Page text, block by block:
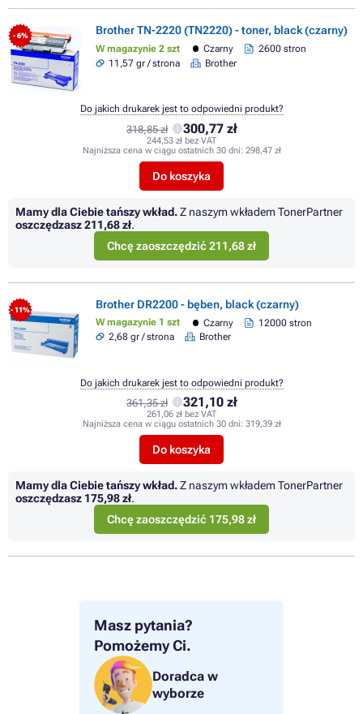
Masz pytania?
Pomożemy Ci.
Doradca w
wyborze
- 6% Brother TN-2220 (TN2220) - toner, black (czarny)
W magazynie 2 szt Czarny
2600 stron
11,57 gr / strona
Brother
318,85 zł 300,77 zł
244,53 zł bez VAT
Najniższa cena w ciągu ostatnich 30 dni: 298,47 zł
Do koszyka
Do jakich drukarek jest to odpowiedni produkt?
Mamy dla Ciebie tańszy wkład.Z naszym wkładem TonerPartner
oszczędzasz211,68 zł.
Chcę zaoszczędzić 211,68 zł
- 11% Brother DR2200 - bęben, black (czarny)
W magazynie 1 szt Czarny
12000 stron
2,68 gr / strona
Brother
361,35 zł 321,10 zł
261,06 zł bez VAT
Najniższa cena w ciągu ostatnich 30 dni: 319,39 zł
Do koszyka
Do jakich drukarek jest to odpowiedni produkt?
Mamy dla Ciebie tańszy wkład.Z naszym wkładem TonerPartner
oszczędzasz 175,98 zł.
Chcę zaoszczędzić 175,98 zł